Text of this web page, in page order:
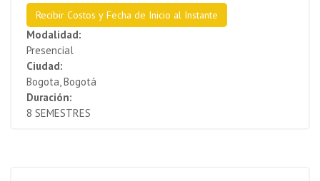
Recibir Costos y Fecha de Inicio al Instante
Modalidad:
Presencial
Ciudad:
Bogota, Bogotá
Duración:
8 SEMESTRES